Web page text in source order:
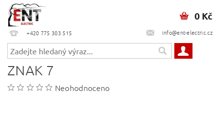
+420 775 303 515 info@ent-electric.cz
0 Kč
ZNAK 7
Neohodnoceno